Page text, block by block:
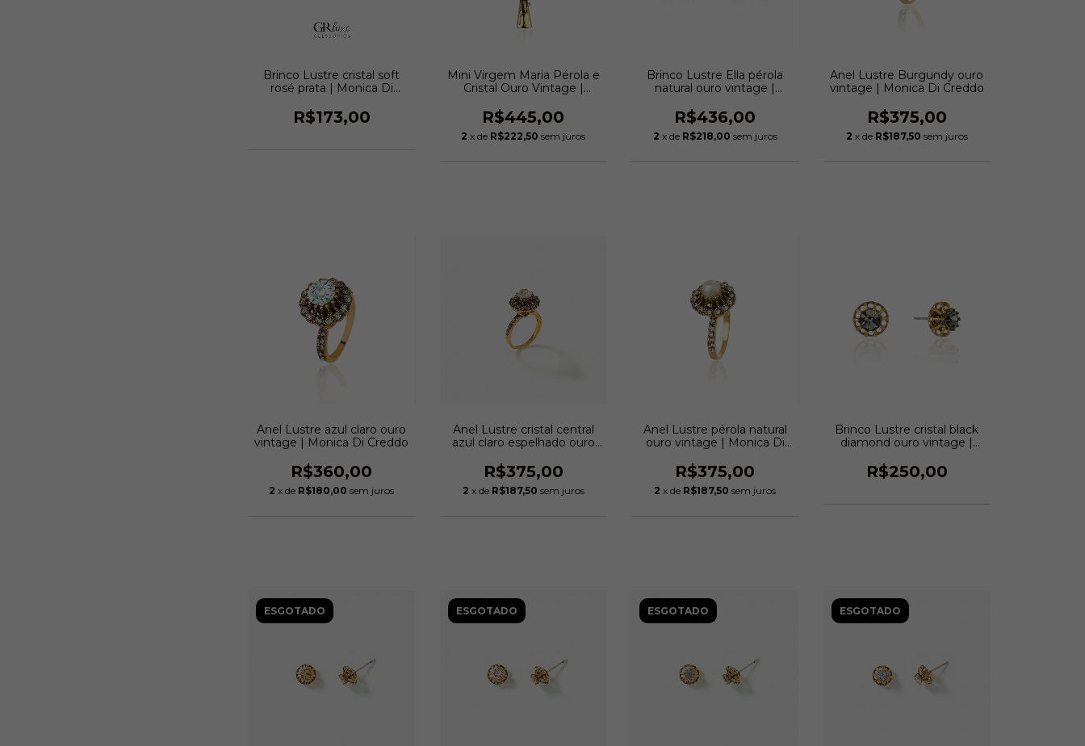
Brinco Lustre cristal soft
rosé prata | Monica Di
R$173,00
Mini Virgem Maria Pérola e
Cristal Ouro Vintage |
R$445,00
2 x de R$222,50 sem juros
Brinco Lustre Ella pérola
natural ouro vintage |
R$436,00
2 x de R$218,00 sem juros
Anel Lustre Burgundy ouro
vintage | Monica Di Creddo
R$375,00
2 x de R$187,50 sem juros
Anel Lustre azul claro ouro
vintage | Monica Di Creddo
R$360,00
2 x de R$180,00 sem juros
Anel Lustre cristal central
azul claro espelhado ouro
R$375,00
2 x de R$187,50 sem juros
Anel Lustre pérola natural
ouro vintage | Monica Di
R$375,00
2 x de R$187,50 sem juros
Brinco Lustre cristal black
diamond ouro vintage |
R$250,00
ESGOTADO ESGOTADO ESGOTADO ESGOTADO